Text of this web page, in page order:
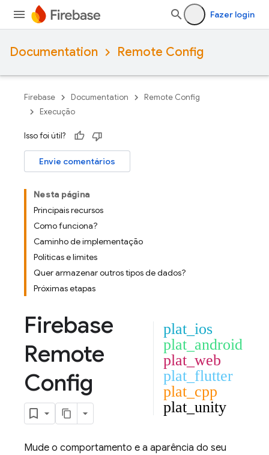
Fazer login
Documentation Remote Config
Firebase Documentation
Remote Config
Execução
Isso foi útil?
Envie comentários
Nesta página
Principais recursos
Como funciona?
Caminho de implementação
Políticas e limites
Quer armazenar outros tipos de dados?
Próximas etapas
Firebase
Remote
Config
plat_ios
plat_android
plat_web
plat_flutter
plat_cpp
plat_unity
Mude o comportamento e a aparência do seu